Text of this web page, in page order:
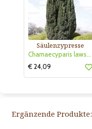
Säulenzypresse
Chamaecyparis lawsoniana 'Ellwoodii'
€ 24,09
Ergänzende Produkte: